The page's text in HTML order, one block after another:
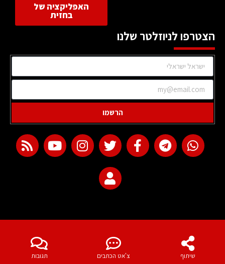
שיתוף צ'אט הכתבים תגובות
האפליקציה של
בחזית
הצטרפו לניוזלטר שלנו
הרשמו
web development